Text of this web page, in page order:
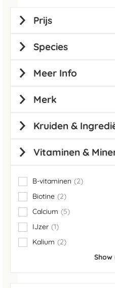
Prijs
Species
Meer Info
Merk
Kruiden &
Vitaminen &
B-vitaminen 2
items
Biotine
2
items
Calcium
5
items
IJzer 1
item
Kalium
2
items